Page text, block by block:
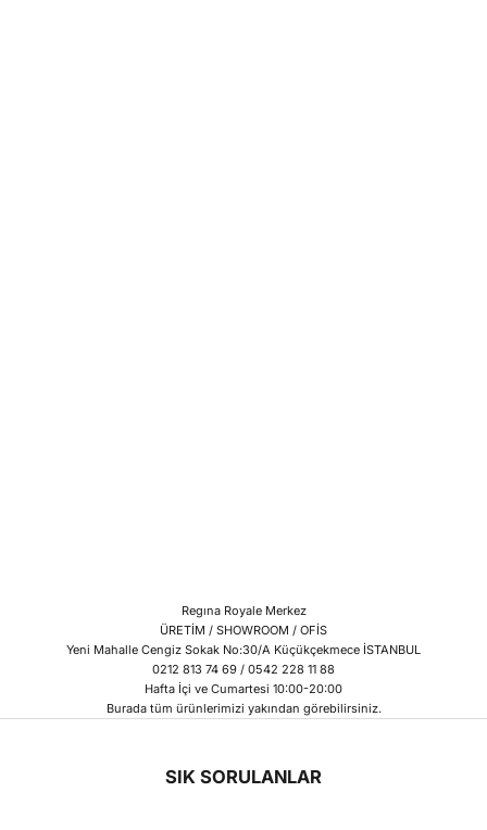
Regına Royale Merkez
ÜRETİM / SHOWROOM / OFİS
Yeni Mahalle Cengiz Sokak No:30/A Küçükçekmece İSTANBUL
0212 813 74 69 / 0542 228 11 88
Hafta İçi ve Cumartesi 10:00-20:00
Burada tüm ürünlerimizi yakından görebilirsiniz.
SIK SORULANLAR